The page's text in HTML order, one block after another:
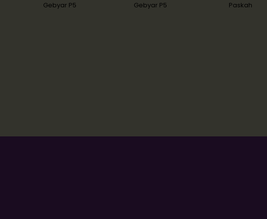
Gebyar P5 Gebyar P5 Paskah
Email Address